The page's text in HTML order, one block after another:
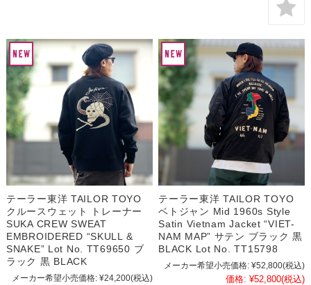
テーラー東洋 TAILOR TOYO
クルースウェット トレーナー
SUKA CREW SWEAT
EMBROIDERED “SKULL &
SNAKE” Lot No. TT69650 ブ
ラック 黒 BLACK
メーカー希望小売価格: ¥24,200(税込)
テーラー東洋 TAILOR TOYO
ベトジャン Mid 1960s Style
Satin Vietnam Jacket “VIET-
NAM MAP” サテン ブラック 黒
BLACK Lot No. TT15798
メーカー希望小売価格: ¥52,800(税込)
価格: ¥52,800(税込)